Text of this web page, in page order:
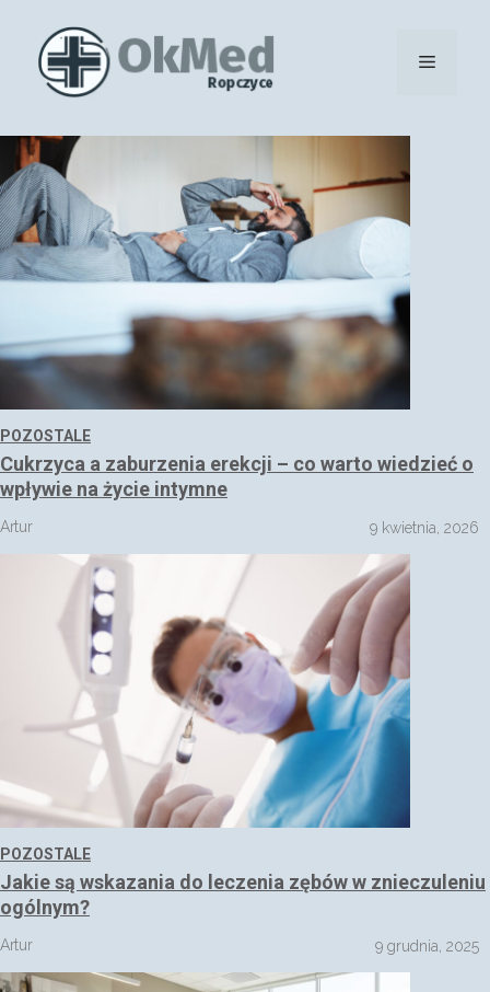
Menu
POZOSTALE
Cukrzyca a zaburzenia erekcji – co warto wiedzieć o
wpływie na życie intymne
Artur 9 kwietnia, 2026
POZOSTALE
Jakie są wskazania do leczenia zębów w znieczuleniu
ogólnym?
Artur 9 grudnia, 2025